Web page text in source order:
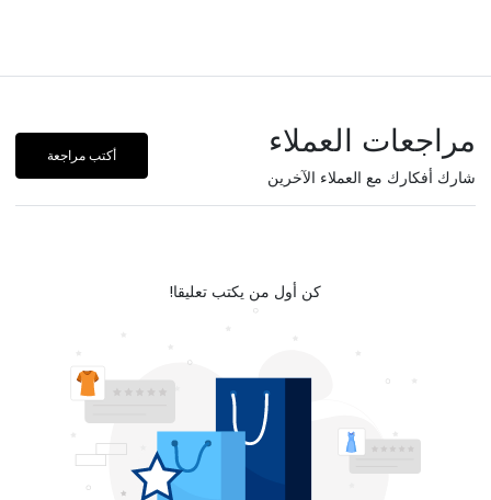
مراجعات العملاء
شارك أفكارك مع العملاء الآخرين
أكتب مراجعة
كن أول من يكتب تعليقا!